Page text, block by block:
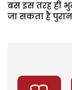
बस इस तरह ही
जा सकता है